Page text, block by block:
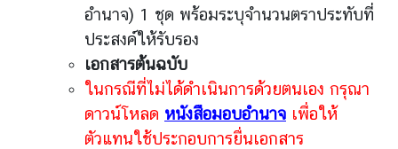
อำนาจ) 1 ชุด พร้อมระบุจำนวนตราประทับที่
ประสงค์ให้รับรอง
เอกสารต้นฉบับ
ในกรณีที่ไม่ได้ดำเนินการด้วยตนเอง กรุณา
ดาวน์โหลด หนังสือมอบอำนาจ เพื่อให้
ตัวแทนใช้ประกอบการยื่นเอกสาร